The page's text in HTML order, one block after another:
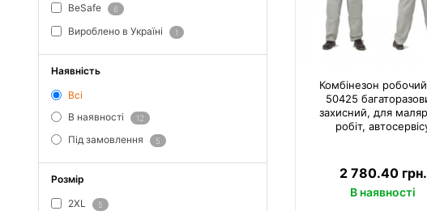
BeSafe 6
Вироблено в Україні 1
Наявність
Всі
В наявності
12
Під замовлення 5
Розмір
2XL 5
Комбінезон
50425
захисний, для
робіт,
2 780.40 грн.
В наявності